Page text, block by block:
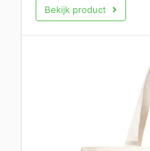
Bekijk product